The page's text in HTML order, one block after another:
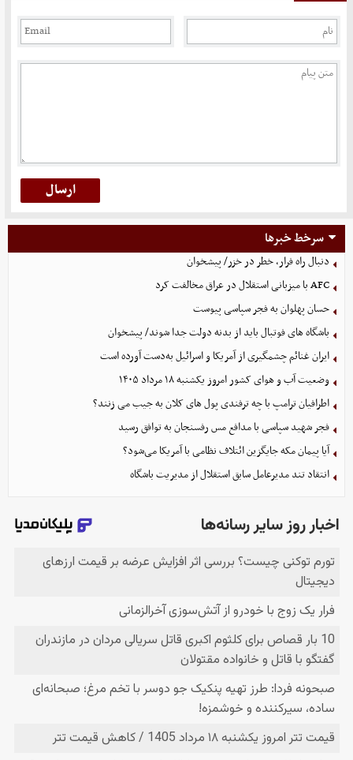
سرخط خبرها
دنبال راه فرار، خطر در خزر/ پیشخوان
AFC با میزبانی استقلال در عراق مخالفت کرد
حسان پهلوان به فجر سپاسی پیوست
باشگاه های فوتبال باید از بدنه دولت جدا شوند/ پیشخوان
ایران غنائم چشمگیری از آمریکا و اسرائیل به‌دست آورده است
وضعیت آب و هوای کشور امروز یکشنبه ۱۸ مرداد ۱۴۰۵
اطرافیان ترامپ با چه ترفندی پول های کلان به جیب می زنند؟
فجر شهید سپاسی با مدافع مس رفسنجان به توافق رسید
آیا پیمان مکه جایگزین ائتلاف نظامی با آمریکا می‌شود؟
انتقاد تند مدیرعامل سابق استقلال از مدیریت باشگاه